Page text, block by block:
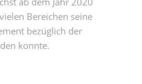
Bereichen seine
bezüglich der
konnte.